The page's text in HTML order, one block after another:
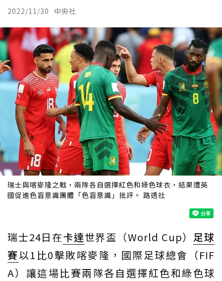
2022/11/30 中央社
瑞士與喀麥隆之戰，兩隊各自選擇紅色和綠色球衣，結果遭英
國促進色盲意識團體「色盲意識」批評。 路透社
瑞士24日在卡達世界盃（World Cup） 足球
賽以1比0擊敗喀麥隆，國際足球總會（FIF
A）讓這場比賽兩隊各自選擇紅色和綠色球